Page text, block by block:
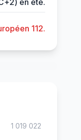
en été.
112.
1 019 022